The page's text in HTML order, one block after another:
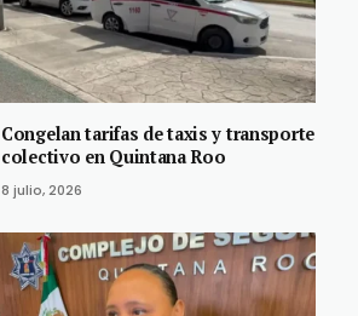
Congelan tarifas de taxis y transporte
colectivo en Quintana Roo
8 julio, 2026